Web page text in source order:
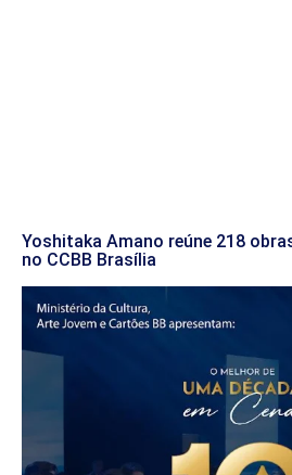
Yoshitaka Amano reúne 218
no CCBB Brasília